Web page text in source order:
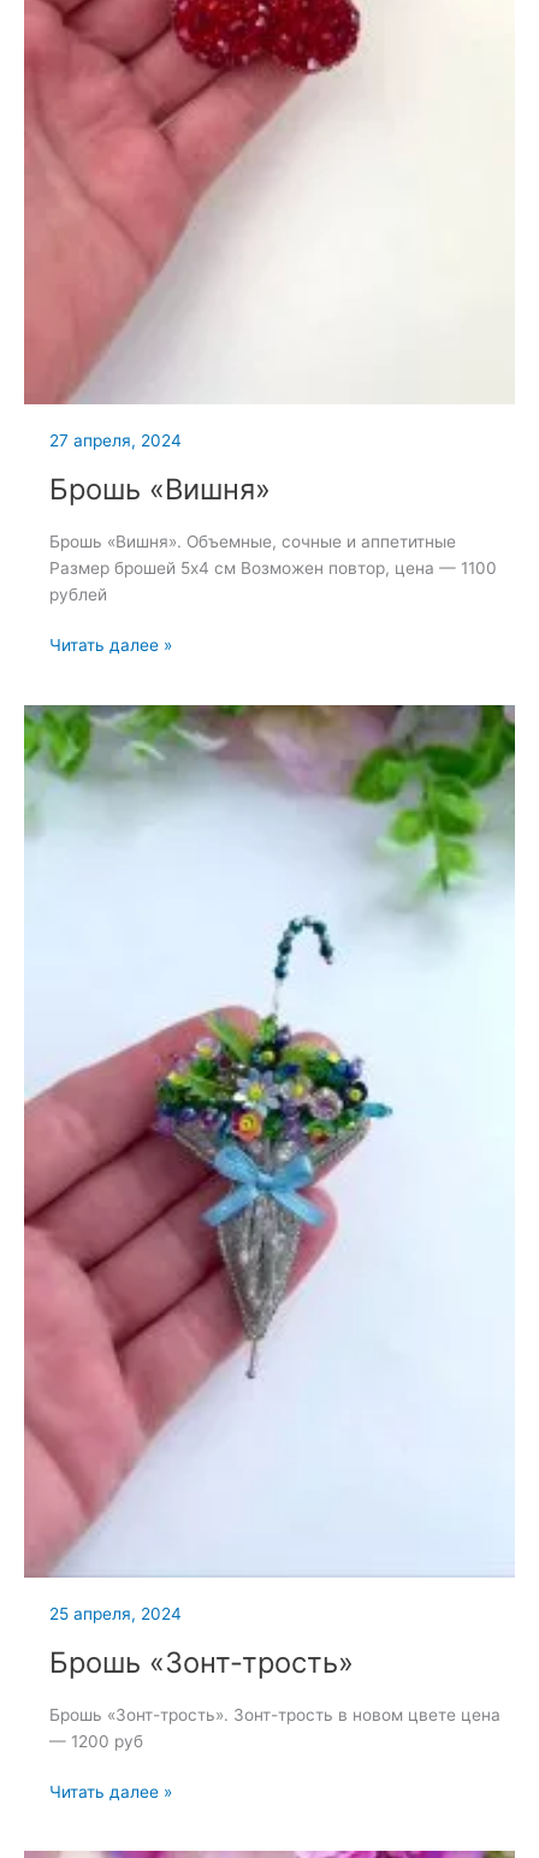
27 апреля, 2024
Брошь «Вишня»
Брошь «Вишня». Объемные, сочные и аппетитные
Размер брошей 5х4 см Возможен повтор, цена — 1100
рублей
Брошь
Читать далее »
25 апреля, 2024
Брошь «Зонт-трость»
Брошь «Зонт-трость». Зонт-трость в новом цвете цена
— 1200 руб
Брошь
Читать далее »